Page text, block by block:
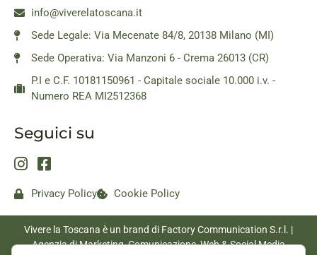
info@viverelatoscana.it
Sede Legale: Via Mecenate 84/8, 20138 Milano (MI)
Sede Operativa: Via Manzoni 6 - Crema 26013 (CR)
P.I e C.F. 10181150961 - Capitale sociale 10.000 i.v. -
Numero REA MI2512368
Seguici su
Privacy Policy Cookie Policy
Vivere la Toscana è un brand di Factory Communication S.r.l. |
Agenzia di Marketing, Comunicazione, Web & Social Media